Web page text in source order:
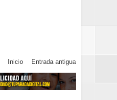
Entrada antigua
Inicio